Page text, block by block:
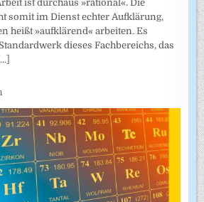
ist durchaus »rational«. Die
somit im Dienst echter Aufklärung,
heißt »aufklärend« arbeiten. Es
dieses Fachbereichs, das